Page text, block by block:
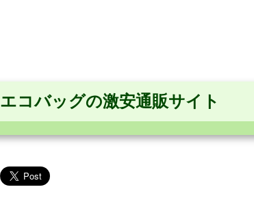
エコバッグの激安通販サイト